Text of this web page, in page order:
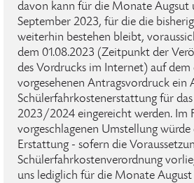
davon kann für die Monate Augsut
September 2023, für die die
weiterhin bestehen bleibt,
dem 01.08.2023 (Zeitpunkt der
des Vordrucks im Internet) auf dem
vorgesehenen Antragsvordruck ein
Schülerfahrkostenerstattung für
2023/2024 eingereicht werden. Im
vorgeschlagenen Umstellung würde
Erstattung - sofern die
Schülerfahrkostenverordnung
uns lediglich für die Monate